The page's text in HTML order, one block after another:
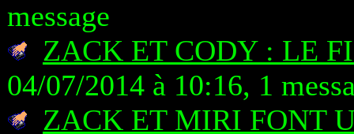
message
ZACK ET CODY : LE
04/07/2014 à 10:16, 1
ZACK ET MIRI FONT